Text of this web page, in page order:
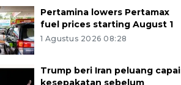
Pertamina lowers Pertamax
fuel prices starting August 1
1 Agustus 2026 08:28
Trump beri Iran peluang capai
kesepakatan sebelum